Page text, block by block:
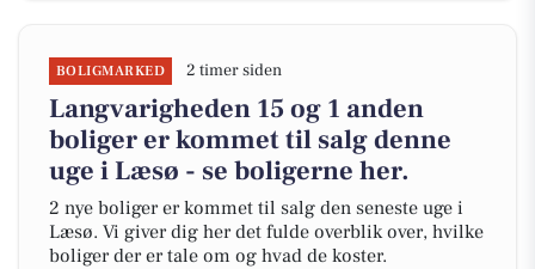
BOLIGMARKED 2 timer siden
Langvarigheden 15 og 1 anden
boliger er kommet til salg denne
uge i Læsø - se boligerne her.
2 nye boliger er kommet til salg den seneste uge i
Læsø. Vi giver dig her det fulde overblik over, hvilke
boliger der er tale om og hvad de koster.